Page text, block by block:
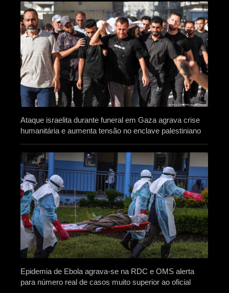
Ataque israelita durante funeral em Gaza agrava crise
humanitária e aumenta tensão no enclave palestiniano
Epidemia de Ebola agrava-se na RDC e OMS alerta
para número real de casos muito superior ao oficial